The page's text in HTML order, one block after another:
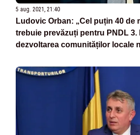
5 aug. 2021, 21:40
Ludovic Orban: „Cel puțin 40 de
trebuie prevăzuți pentru PNDL 3.
dezvoltarea comunităților locale